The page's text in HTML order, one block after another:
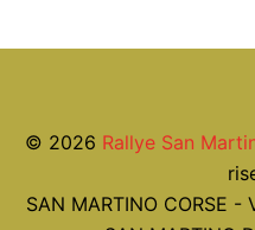
© 2026 Rallye San
SAN MARTINO CORSE